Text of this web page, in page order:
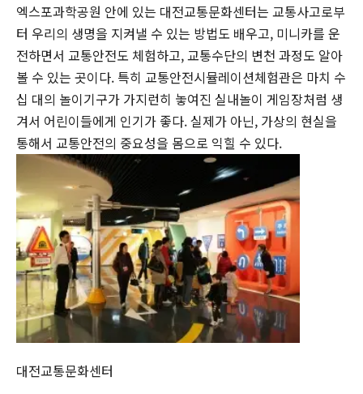
엑스포과학공원 안에 있는 대전교통문화센터는 교통사고로부
터 우리의 생명을 지켜낼 수 있는 방법도 배우고, 미니카를 운
전하면서 교통안전도 체험하고, 교통수단의 변천 과정도 알아
볼 수 있는 곳이다. 특히 교통안전시뮬레이션체험관은 마치 수
십 대의 놀이기구가 가지런히 놓여진 실내놀이 게임장처럼 생
겨서 어린이들에게 인기가 좋다. 실제가 아닌, 가상의 현실을
통해서 교통안전의 중요성을 몸으로 익힐 수 있다.
대전교통문화센터